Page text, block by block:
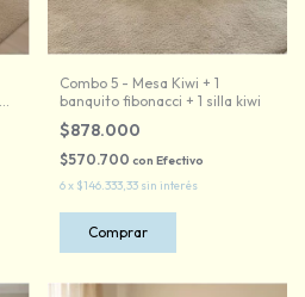
Combo 5 - Mesa Kiwi + 1
banquito fibonacci + 1 silla kiwi
$878.000
$570.700 con Efectivo
6x $146.333,33 sin interés
Comprar